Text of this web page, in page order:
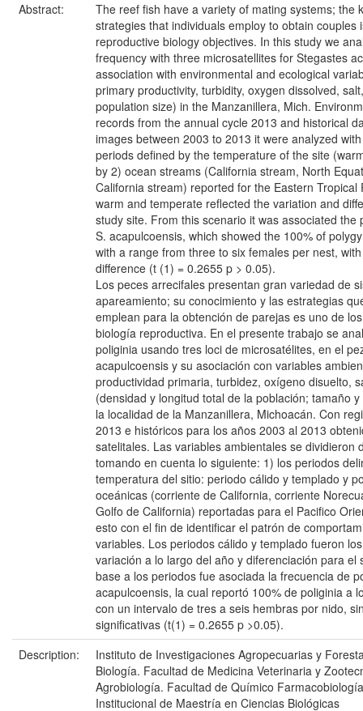
Abstract:
The reef fish have a variety of mating systems; the
strategies that individuals employ to obtain couples
reproductive biology objectives. In this study we
frequency with three microsatellites for Stegastes
association with environmental and ecological
primary productivity, turbidity, oxygen dissolved,
population size) in the Manzanillera, Mich.
records from the annual cycle 2013 and historical
images between 2003 to 2013 it were analyzed
periods defined by the temperature of the site
by 2) ocean streams (California stream, North
California stream) reported for the Eastern Tropical
warm and temperate reflected the variation and
study site. From this scenario it was associated the
S. acapulcoensis, which showed the 100% of
with a range from three to six females per nest,
difference (t (1) = 0.2655 p > 0.05).
Los peces arrecifales presentan gran variedad de
apareamiento; su conocimiento y las estrategias
emplean para la obtención de parejas es uno de
biología reproductiva. En el presente trabajo se
poliginia usando tres loci de microsatélites, en el
acapulcoensis y su asociación con variables
productividad primaria, turbidez, oxígeno disuelto,
(densidad y longitud total de la población; tamaño
la localidad de la Manzanillera, Michoacán. Con
2013 e históricos para los años 2003 al 2013
satelitales. Las variables ambientales se dividieron
tomando en cuenta lo siguiente: 1) los periodos
temperatura del sitio: periodo cálido y templado y
oceánicas (corriente de California, corriente
Golfo de California) reportadas para el Pacifico
esto con el fin de identificar el patrón de
variables. Los periodos cálido y templado fueron
variación a lo largo del año y diferenciación para el
base a los periodos fue asociada la frecuencia de
acapulcoensis, la cual reportó 100% de poliginia a
con un intervalo de tres a seis hembras por nido,
significativas (t(1) = 0.2655 p >0.05).
Description:
Instituto de Investigaciones Agropecuarias y
Biología. Facultad de Medicina Veterinaria y
Agrobiología. Facultad de Químico
Institucional de Maestría en Ciencias Biológicas